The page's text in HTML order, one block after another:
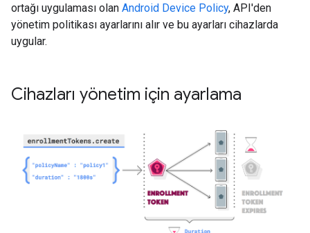
ortağı uygulaması olan Android Device Policy, API'den
yönetim politikası ayarlarını alır ve bu ayarları cihazlarda
uygular.
Cihazları yönetim için ayarlama